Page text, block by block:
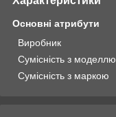
Основні атрибути
Виробник
Сумісність з моделлю
Сумісність з маркою